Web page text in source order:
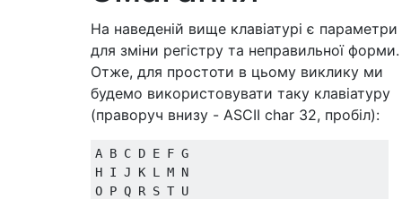
На наведеній вище клавіатурі є параметри
для зміни регістру та неправильної форми.
Отже, для простоти в цьому виклику ми
будемо використовувати таку клавіатуру
(праворуч внизу - ASCII char 32, пробіл):
A B C D E F G
H I J K L M N
O P Q R S T U